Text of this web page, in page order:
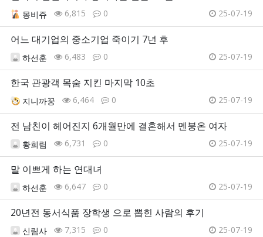
몽비쥬 6,815 0 25-07-19
어느 대기업의 중소기업 죽이기 7년 후
하선훈 6,483 0 25-07-19
한국 관광객 목숨 지킨 마지막 10초
지니까꿍 6,464 0 25-07-19
전 남친이 헤어진지 6개월만에 결혼해서 멘붕온 여자
황희림 6,731 0 25-07-19
말 이쁘게 하는 연대녀
하선훈 6,647 0 25-07-19
20년전 동서식품 장학생 으로 뽑힌 사람의 후기
신림사 7,315 0 25-07-19